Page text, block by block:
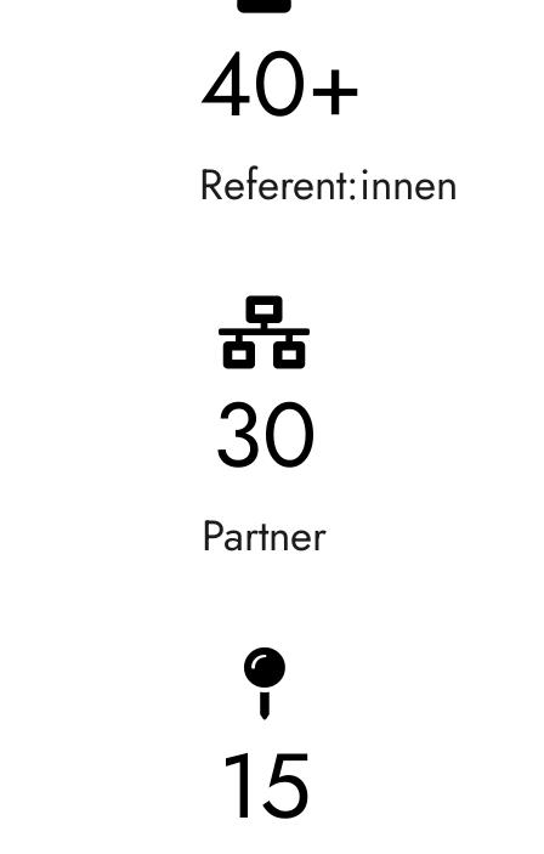
40+
Referent:innen
30
Partner
15